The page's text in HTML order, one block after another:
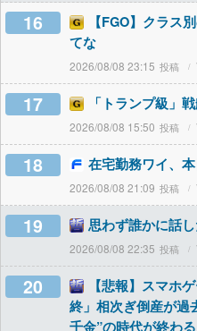
16
【FGO】クラス
てな
2026/08/08 23:15
17 「トランプ級」
2026/08/08 15:50
18 在宅勤務ワイ、
2026/08/08 21:09
19 思わず誰かに話
2026/08/08 22:35
20
【悲報】スマホ
終」相次ぎ倒産が
千金”の時代が終わる